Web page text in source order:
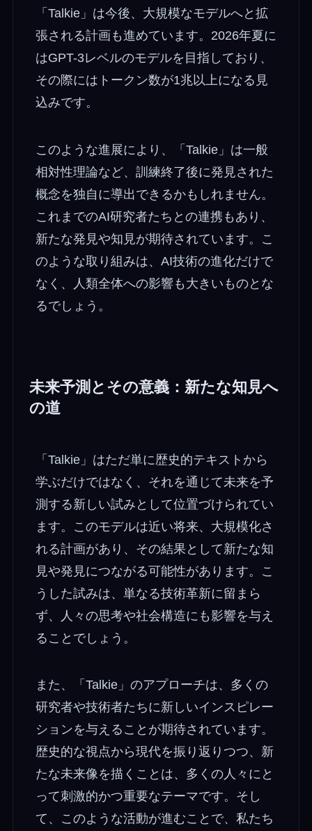
「Talkie」は今後、大規模なモデルへと拡
張される計画も進めています。2026年夏に
はGPT-3レベルのモデルを目指しており、
その際にはトークン数が1兆以上になる見
込みです。
このような進展により、「Talkie」は一般
相対性理論など、訓練終了後に発見された
概念を独自に導出できるかもしれません。
これまでのAI研究者たちとの連携もあり、
新たな発見や知見が期待されています。こ
のような取り組みは、AI技術の進化だけで
なく、人類全体への影響も大きいものとな
るでしょう。
未来予測とその意義：新たな知見へ
の道
「Talkie」はただ単に歴史的テキストから
学ぶだけではなく、それを通じて未来を予
測する新しい試みとして位置づけられてい
ます。このモデルは近い将来、大規模化さ
れる計画があり、その結果として新たな知
見や発見につながる可能性があります。こ
うした試みは、単なる技術革新に留まら
ず、人々の思考や社会構造にも影響を与え
ることでしょう。
また、「Talkie」のアプローチは、多くの
研究者や技術者たちに新しいインスピレー
ションを与えることが期待されています。
歴史的な視点から現代を振り返りつつ、新
たな未来像を描くことは、多くの人々にと
って刺激的かつ重要なテーマです。そし
て、このような活動が進むことで、私たち